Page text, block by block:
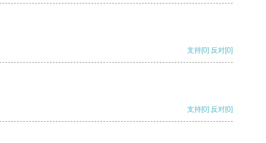
支持[0] 反对[0]
支持[0] 反对[0]